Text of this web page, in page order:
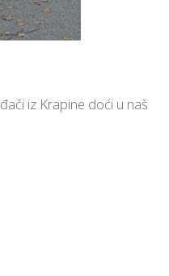
iz Krapine doći u naš